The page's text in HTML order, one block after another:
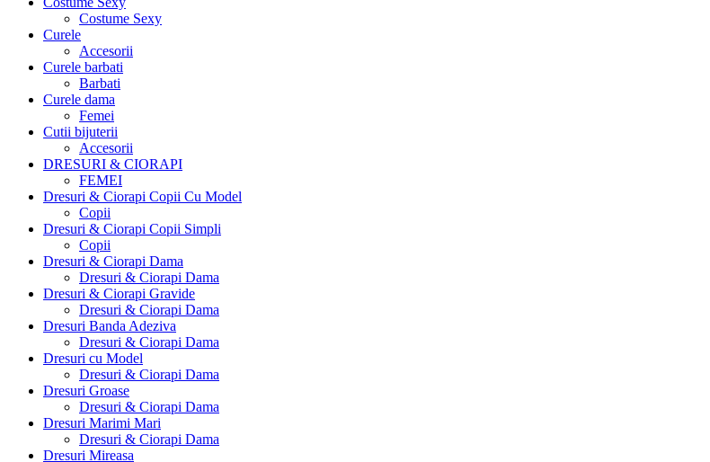
Costume Sexy
Curele
Accesorii
Curele barbati
Barbati
Curele dama
Femei
Cutii bijuterii
Accesorii
DRESURI & CIORAPI
FEMEI
Dresuri & Ciorapi Copii Cu Model
Copii
Dresuri & Ciorapi Copii Simpli
Copii
Dresuri & Ciorapi Dama
Dresuri & Ciorapi Dama
Dresuri & Ciorapi Gravide
Dresuri & Ciorapi Dama
Dresuri Banda Adeziva
Dresuri & Ciorapi Dama
Dresuri cu Model
Dresuri & Ciorapi Dama
Dresuri Groase
Dresuri & Ciorapi Dama
Dresuri Marimi Mari
Dresuri & Ciorapi Dama
Dresuri Mireasa